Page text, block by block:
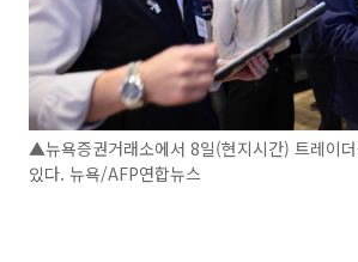
▲뉴욕증권거래소에서 8일(현지시간) 트레이
있다. 뉴욕/AFP연합뉴스